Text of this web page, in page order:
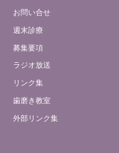
お問い合せ
週末診療
募集要項
ラジオ放送
リンク集
歯磨き教室
外部リンク集